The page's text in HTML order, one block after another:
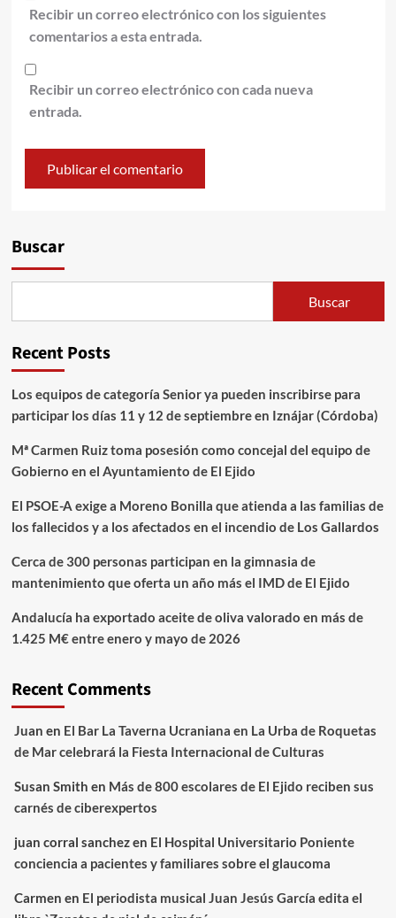
Recibir un correo electrónico con los siguientes
comentarios a esta entrada.
Recibir un correo electrónico con cada nueva
entrada.
Buscar
Buscar
Recent Posts
Los equipos de categoría Senior ya pueden inscribirse para
participar los días 11 y 12 de septiembre en Iznájar (Córdoba)
Mª Carmen Ruiz toma posesión como concejal del equipo de
Gobierno en el Ayuntamiento de El Ejido
El PSOE-A exige a Moreno Bonilla que atienda a las familias de
los fallecidos y a los afectados en el incendio de Los Gallardos
Cerca de 300 personas participan en la gimnasia de
mantenimiento que oferta un año más el IMD de El Ejido
Andalucía ha exportado aceite de oliva valorado en más de
1.425 M€ entre enero y mayo de 2026
Recent Comments
Juan en El Bar La Taverna Ucraniana en La Urba de Roquetas
de Mar celebrará la Fiesta Internacional de Culturas
Susan Smith en Más de 800 escolares de El Ejido reciben sus
carnés de ciberexpertos
juan corral sanchezen El Hospital Universitario Poniente
conciencia a pacientes y familiares sobre el glaucoma
Carmen en El periodista musical Juan Jesús García edita el